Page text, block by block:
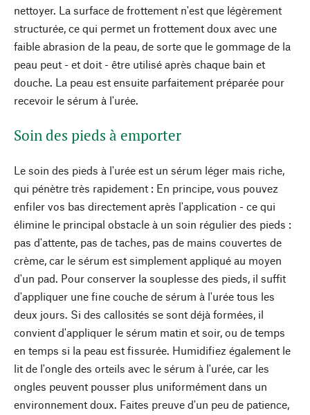
nettoyer. La surface de frottement n'est que légèrement
structurée, ce qui permet un frottement doux avec une
faible abrasion de la peau, de sorte que le gommage de la
peau peut - et doit - être utilisé après chaque bain et
douche. La peau est ensuite parfaitement préparée pour
recevoir le sérum à l'urée.
Soin des pieds à emporter
Le soin des pieds à l'urée est un sérum léger mais riche,
qui pénètre très rapidement : En principe, vous pouvez
enfiler vos bas directement après l'application - ce qui
élimine le principal obstacle à un soin régulier des pieds :
pas d'attente, pas de taches, pas de mains couvertes de
crème, car le sérum est simplement appliqué au moyen
d'un pad. Pour conserver la souplesse des pieds, il suffit
d'appliquer une fine couche de sérum à l'urée tous les
deux jours. Si des callosités se sont déjà formées, il
convient d'appliquer le sérum matin et soir, ou de temps
en temps si la peau est fissurée. Humidifiez également le
lit de l'ongle des orteils avec le sérum à l'urée, car les
ongles peuvent pousser plus uniformément dans un
environnement doux. Faites preuve d'un peu de patience,